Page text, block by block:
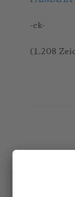
-ck-
(1.208